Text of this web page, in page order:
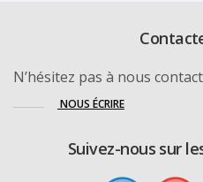
N’hésitez pas à nous
NOUS ÉCRIRE
Suivez-nous sur